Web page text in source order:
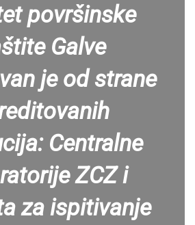
površinske
Galve
je od strane
Centralne
ZCZ i
za ispitivanje